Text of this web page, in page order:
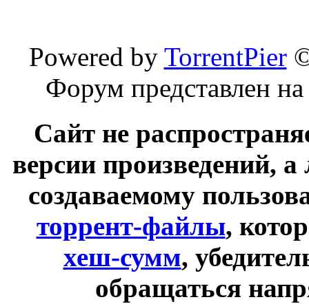
Powered by TorrentPier
Форум представлен
Сайт не
версии произведений,
создаваемому
торрент-файлы,
хеш-сумм,
обращаться